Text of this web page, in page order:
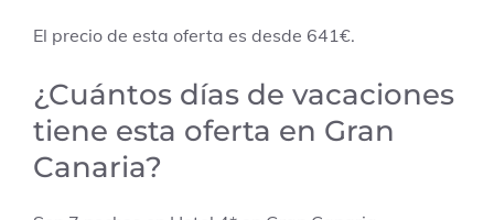
El precio de esta oferta es desde 641€.
¿Cuántos días de vacaciones
tiene esta oferta en Gran
Canaria?